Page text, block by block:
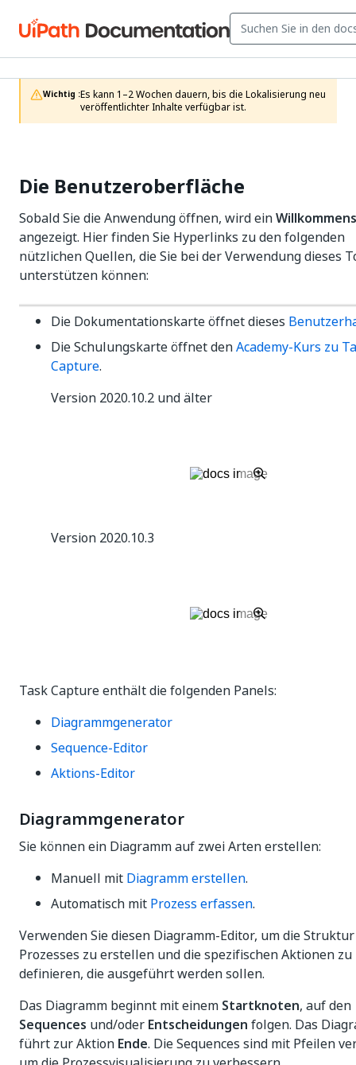
Wichtig :Es kann 1–2 Wochen dauern, bis die Lokalisierung neu
veröffentlichter Inhalte verfügbar ist.
Die Benutzeroberfläche
Sobald Sie die Anwendung öffnen, wird ein
angezeigt. Hier finden Sie Hyperlinks zu den folgenden
nützlichen Quellen, die Sie bei der Verwendung dieses
unterstützen können:
Die Dokumentationskarte öffnet dieses
Die Schulungskarte öffnet denAcademy-Kurs zu
Capture.
Version 2020.10.2 und älter
Version 2020.10.3
Task Capture enthält die folgenden Panels:
Diagrammgenerator
Sequence-Editor
Aktions-Editor
Diagrammgenerator
Sie können ein Diagramm auf zwei Arten erstellen:
Manuell mit Diagramm erstellen.
Automatisch mit Prozess erfassen.
Verwenden Sie diesen Diagramm-Editor, um die
Prozesses zu erstellen und die spezifischen Aktionen zu
definieren, die ausgeführt werden sollen.
Das Diagramm beginnt mit einem Startknoten, auf den
Sequences und/oder Entscheidungen folgen. Das
führt zur Aktion Ende. Die Sequences sind mit Pfeilen